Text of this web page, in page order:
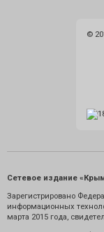
©
Сетевое издание
Зарегистрировано
информационных
марта 2015 года,